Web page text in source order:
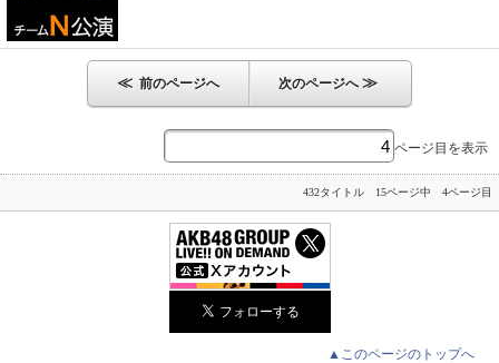
≪ 前のページへ 次のページへ≫
ページ目を表示
432タイトル 15ページ中 4ページ目
▲このページのトップへ